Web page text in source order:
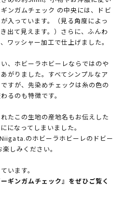
ンガムチェック の中央には、ドビ
入っています。（見る角度によっ
出て見えます。）さらに、ふんわ
ワッシャー加工で仕上げました。
、ホビーラホビーレならではのや
がりました。すべてシンプルなア
すが、先染めチェックは糸の色の
るのも特徴です。
たこの生地の産地名もお伝えした
になってしまいました。
のホビーラホビーレのドビー
しみください。
います。
ギンガムチェック』をぜひご覧く